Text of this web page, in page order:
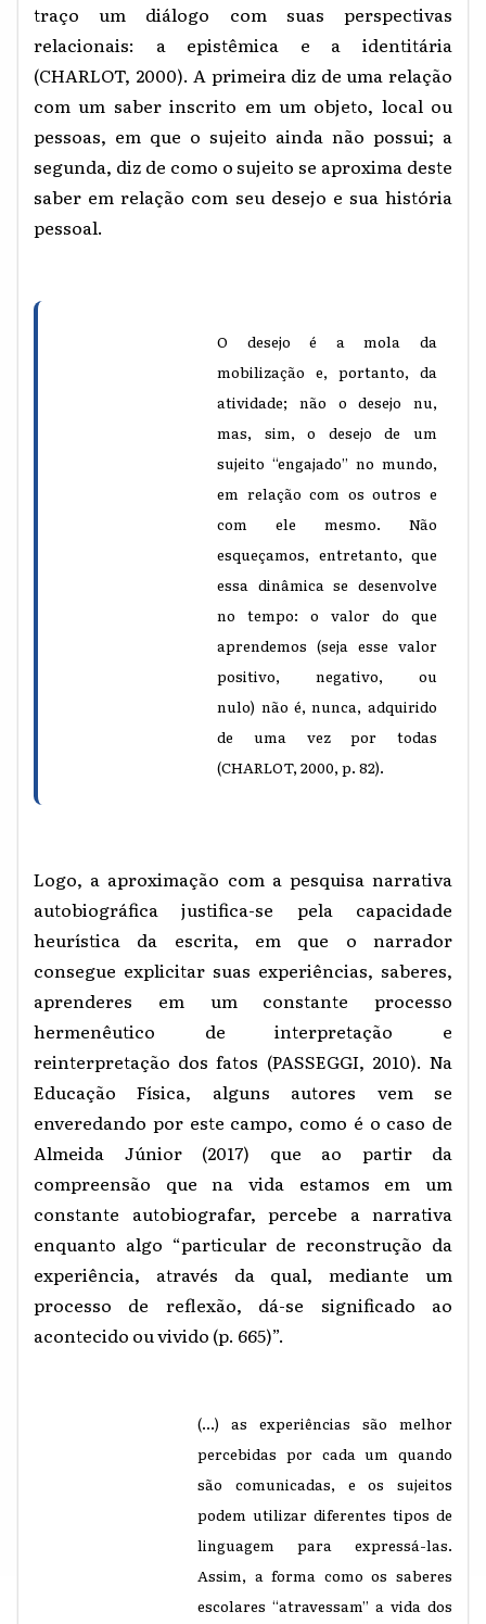
traço um diálogo com suas perspectivas
relacionais: a epistêmica e a identitária
(CHARLOT, 2000). A primeira diz de uma relação
com um saber inscrito em um objeto, local ou
pessoas, em que o sujeito ainda não possui; a
segunda, diz de como o sujeito se aproxima deste
saber em relação com seu desejo e sua história
pessoal.
O desejo é a mola da
mobilização e, portanto, da
atividade; não o desejo nu,
mas, sim, o desejo de um
sujeito “engajado” no mundo,
em relação com os outros e
com ele mesmo. Não
esqueçamos, entretanto, que
essa dinâmica se desenvolve
no tempo: o valor do que
aprendemos (seja esse valor
positivo, negativo, ou
nulo) não é, nunca, adquirido
de uma vez por todas
(CHARLOT, 2000, p. 82).
Logo, a aproximação com a pesquisa narrativa
autobiográfica justifica-se pela capacidade
heurística da escrita, em que o narrador
consegue explicitar suas experiências, saberes,
aprenderes em um constante processo
hermenêutico de interpretação e
reinterpretação dos fatos (PASSEGGI, 2010). Na
Educação Física, alguns autores vem se
enveredando por este campo, como é o caso de
Almeida Júnior (2017) que ao partir da
compreensão que na vida estamos em um
constante autobiografar, percebe a narrativa
enquanto algo “particular de reconstrução da
experiência, através da qual, mediante um
processo de reflexão, dá-se significado ao
acontecido ou vivido (p. 665)”.
(...) as experiências são melhor
percebidas por cada um quando
são comunicadas, e os sujeitos
podem utilizar diferentes tipos de
linguagem para expressá-las.
Assim, a forma como os saberes
escolares “atravessam” a vida dos